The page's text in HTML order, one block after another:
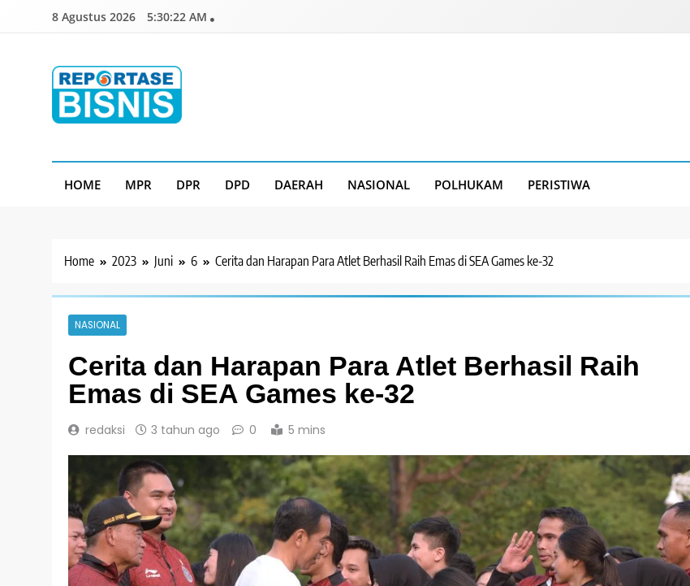
8 Agustus 2026 5:30:24 AM
HOME MPR DPR DPD DAERAH NASIONAL POLHUKAM PERISTIWA
Home 2023 Juni 6 Cerita dan Harapan Para Atlet Berhasil Raih Emas di SEA Games ke-32
NASIONAL
Cerita dan Harapan Para Atlet Berhasil Raih
Emas di SEA Games ke-32
redaksi 3 tahun ago 0 5 mins